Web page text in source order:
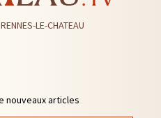
LE-CHATEAU
nouveaux articles